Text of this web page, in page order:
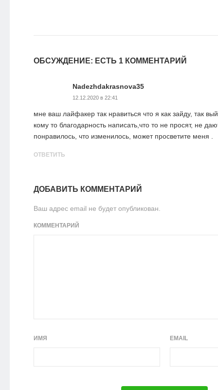
ОБСУЖДЕНИЕ: ЕСТЬ 1 КОММЕНТАРИЙ
Nadezhdakrasnova35
12.12.2020 в 22:41
мне ваш лайфакер так нравиться что я как зайду, так
кому то благодарность написать,что то не просят, не
понравилось, что изменилось, может просветите меня .
ОТВЕТИТЬ
ДОБАВИТЬ КОММЕНТАРИЙ
Ваш адрес email не будет опубликован.
КОММЕНТАРИЙ
ИМЯ EMAIL